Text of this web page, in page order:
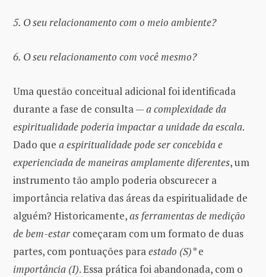
5. O seu relacionamento com o meio ambiente?
6. O seu relacionamento com você mesmo?
Uma questão conceitual adicional foi identificada
durante a fase de consulta —a complexidade da
espiritualidade poderia impactar a unidade da escala.
Dado que a espiritualidade pode ser concebida e
experienciada de maneiras amplamente diferentes, um
instrumento tão amplo poderia obscurecer a
importância relativa das áreas da espiritualidade de
alguém? Historicamente,as ferramentas de medição
de bem-estar começaram com um formato de duas
partes, com pontuações paraestado (S)*e
importância (I). Essa prática foi abandonada, com o